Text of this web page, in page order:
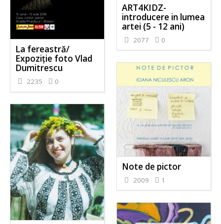
ART4KIDZ-
introducere in lumea
artei (5 - 12 ani)
2077 0
La fereastră/
Expoziție foto Vlad
Dumitrescu
2235 0
Note de pictor
2009 1